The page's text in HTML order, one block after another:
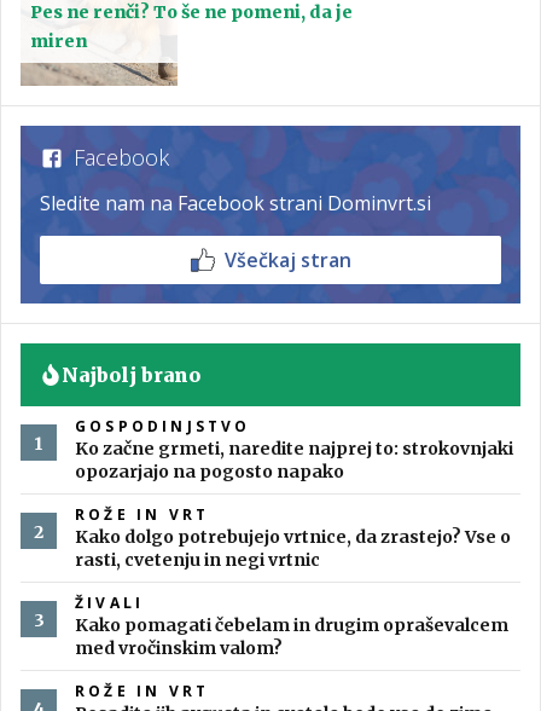
Pes ne renči? To še ne pomeni, da je
miren
Facebook
Sledite nam na Facebook strani Dominvrt.si
Všečkaj stran
Najbolj brano
GOSPODINJSTVO
Ko začne grmeti, naredite najprej to: strokovnjaki
opozarjajo na pogosto napako
ROŽE IN VRT
Kako dolgo potrebujejo vrtnice, da zrastejo? Vse o
rasti, cvetenju in negi vrtnic
ŽIVALI
Kako pomagati čebelam in drugim opraševalcem
med vročinskim valom?
ROŽE IN VRT